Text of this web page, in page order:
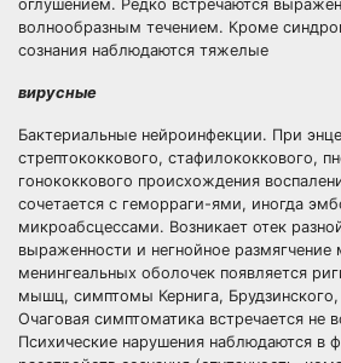
оглушением. Редко встречаются
волнообразным течением. Кроме
сознания наблюдаются тяжелые
вирусные
Бактериальные нейроинфекции. При
стрептококкового, стафилококкового,
гонококкового происхождения
сочетается с геморраги-ями, иногда
микроабсцессами. Возникает отек
выраженности и негнойное
менингеальных оболочек появляется
мышц, симптомы Кернига,
Очаговая симптоматика встречается не
Психические нарушения наблюдаются в